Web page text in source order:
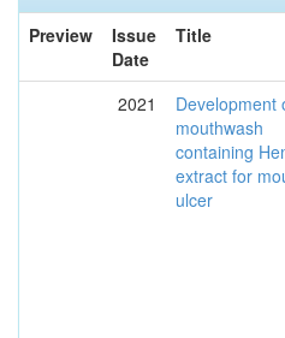
Preview
Issue
Date
Title
2021
Development
mouthwash
containing
extract for
ulcer